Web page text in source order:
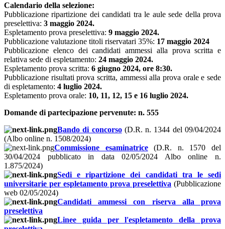
Calendario della selezione:
Pubblicazione ripartizione dei candidati tra le aule sede della prova
preselettiva: 3 maggio 2024.
Espletamento prova preselettiva: 9 maggio 2024.
Pubblicazione valutazione titoli riservatari 35%: 17 maggio 2024
Pubblicazione elenco dei candidati ammessi alla prova scritta e
relativa sede di espletamento: 24 maggio 2024.
Espletamento prova scritta: 6 giugno 2024, ore 8:30.
Pubblicazione risultati prova scritta, ammessi alla prova orale e sede
di espletamento: 4 luglio 2024.
Espletamento prova orale: 10, 11, 12, 15 e 16 luglio 2024.
Domande di partecipazione pervenute: n. 555
Bando di concorso (D.R. n. 1344 del 09/04/2024
(Albo online n. 1508/2024)
Commissione esaminatrice(D.R. n. 1570 del
30/04/2024 pubblicato in data 02/05/2024 Albo online n.
1.875/2024)
Sedi e ripartizione dei candidati tra le sedi
universitarie per espletamento prova preselettiva (Pubblicazione
web 02/05/2024)
Candidati ammessi con riserva alla prova
preselettiva
Linee guida per l'espletamento della prova